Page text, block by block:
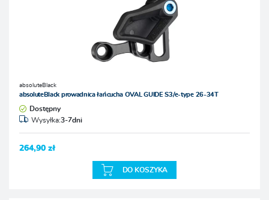
absoluteBlack
absoluteBlack prowadnica łańcucha OVAL GUIDE S3/e-type 26-34T
Dostępny
Wysyłka:3-7dni
264,90 zł
DO KOSZYKA